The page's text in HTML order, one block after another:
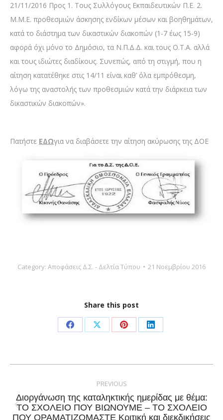
21/11/2016 Προς 1. Τους Συλλόγους Εκπαιδευτικών Π.Ε. 2.
Μ.Μ.Ε. προθεσμιών άσκησης ενδίκων μέσων και βοηθημάτων,
κατά το διάστημα των δικαστικών διακοπών (1-7 έως 15-9)
αφορά όχι μόνο το Δημόσιο, τα Ν.Π.Δ.Δ. και τους Ο.Τ.Α. αλλά
και τους ιδιώτες διαδίκους. Συνεπώς, από τη στιγμή, που η
αίτηση κατατέθηκε στις 14/11 είναι καθ’ όλα εμπρόθεσμη,
λόγω της αναστολής των προθεσμιών κατά την διάρκεια των
δικαστικών διακοπών».
Πατήστε ΕΔΩγια να διαβάσετε την αίτηση ακύρωσης της ΔΟΕ
Category: Αποφάσεις Δ.Σ. - Δελτία Τύπου 21 Νοεμβρίου 2016
Share this post
Share
Facebook
Share
X
Share
Pinterest
Share
LinkedIn
PREVIOUS
Previous
Διοργάνωση της καταληκτικής ημερίδας με θέμα:
ΤΟ ΣΧΟΛΕΙΟ ΠΟΥ ΒΙΩΝΟΥΜΕ – ΤΟ ΣΧΟΛΕΙΟ
ΠΟΥ ΟΡΑΜΑΤΙΖΟΜΑΣΤΕ Κριτική και διεκδικήσεις